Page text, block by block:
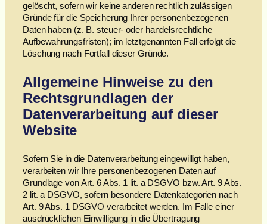
gelöscht, sofern wir keine anderen rechtlich zulässigen
Gründe für die Speicherung Ihrer personenbezogenen
Daten haben (z. B. steuer- oder handelsrechtliche
Aufbewahrungsfristen); im letztgenannten Fall erfolgt die
Löschung nach Fortfall dieser Gründe.
Allgemeine Hinweise zu den
Rechtsgrundlagen der
Datenverarbeitung auf dieser
Website
Sofern Sie in die Datenverarbeitung eingewilligt haben,
verarbeiten wir Ihre personenbezogenen Daten auf
Grundlage von Art. 6 Abs. 1 lit. a DSGVO bzw. Art. 9 Abs.
2 lit. a DSGVO, sofern besondere Datenkategorien nach
Art. 9 Abs. 1 DSGVO verarbeitet werden. Im Falle einer
ausdrücklichen Einwilligung in die Übertragung